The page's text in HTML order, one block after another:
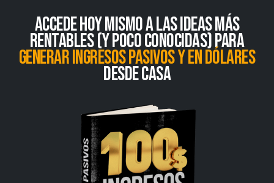
accede hoy mismo a las ideasmás
rentables (y poco conocidas) para
generar ingresos pasivos y en dólares
desde casa